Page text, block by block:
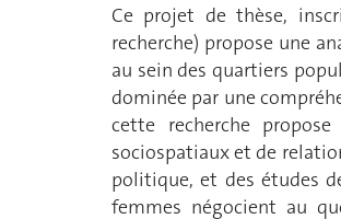
Ce projet de thèse,
recherche) propose une
au sein des quartiers
dominée par une
cette recherche
sociospatiaux et de
politique, et des études
femmes négocient au